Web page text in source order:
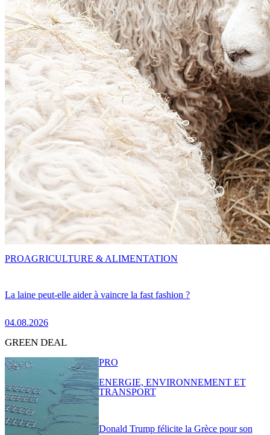
La laine peut-elle aider à vaincre la fast fashion ?
04.08.2026
PROAGRICULTURE & ALIMENTATION
GREEN DEAL
Donald Trump félicite la Grèce pour son
PRO
ENERGIE, ENVIRONNEMENT ET
TRANSPORT